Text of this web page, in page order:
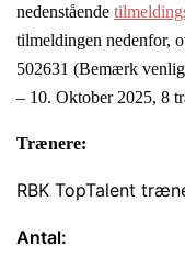
nedenstående
tilmeldingen nedenfor,
502631 (Bemærk
– 10. Oktober 2025, 8
Trænere:
RBK TopTalent
Antal: